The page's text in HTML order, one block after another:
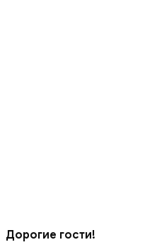
Дорогие гости!